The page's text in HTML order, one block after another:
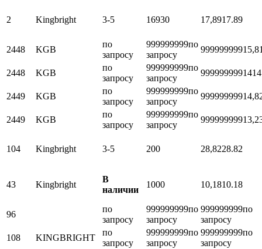
2 Kingbright 3-5 16930 17,8917.89
2448 KGB
по
запросу
999999999по
запросу
999999999
2448 KGB
по
запросу
999999999по
запросу
99999999914
2449 KGB
по
запросу
999999999по
запросу
999999999
2449 KGB
по
запросу
999999999по
запросу
999999999
104 Kingbright 3-5 200 28,8228.82
43 Kingbright
В
наличии
1000 10,1810.18
96
по
запросу
999999999по
запросу
999999999по
запросу
108
KINGBRIGHT
по
запросу
999999999по
запросу
999999999по
запросу